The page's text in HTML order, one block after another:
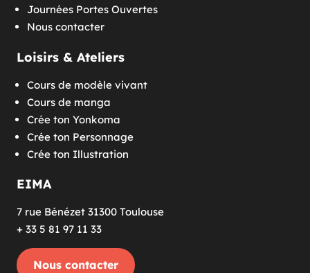
Journées Portes Ouvertes
Nous contacter
Loisirs & Ateliers
Cours de modèle vivant
Cours de manga
Crée ton Yonkoma
Crée ton Personnage
Crée ton Illustration
EIMA
7 rue Bénézet 31300 Toulouse
+ 33 5 81 97 11 33
Nous contacter